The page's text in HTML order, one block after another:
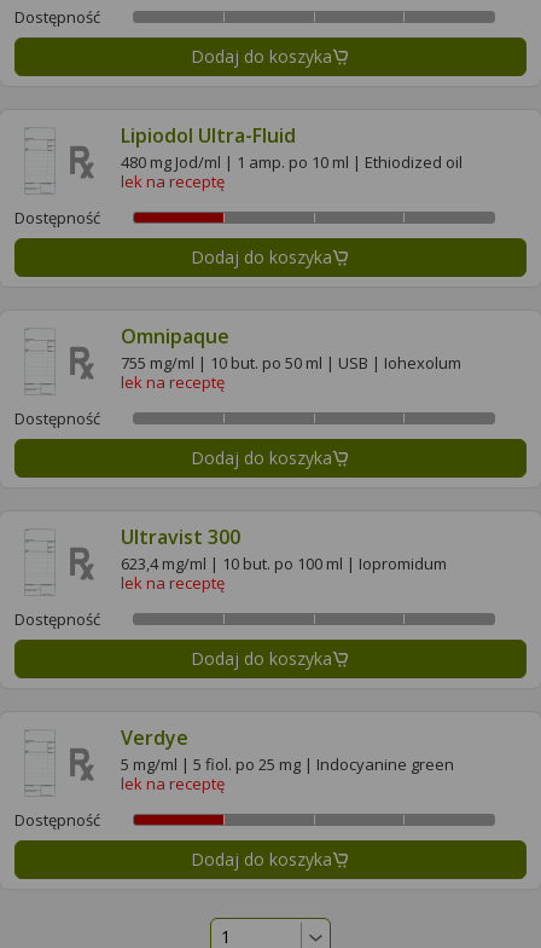
Dostępność
Dodaj do koszyka
Lipiodol Ultra-Fluid
480 mg Jod/ml | 1 amp. po 10 ml | Ethiodized oil
lek na receptę
Dostępność
Dodaj do koszyka
Omnipaque
755 mg/ml | 10 but. po 50 ml | USB | Iohexolum
lek na receptę
Dostępność
Dodaj do koszyka
Ultravist 300
623,4 mg/ml | 10 but. po 100 ml | Iopromidum
lek na receptę
Dostępność
Dodaj do koszyka
Verdye
5 mg/ml | 5 fiol. po 25 mg | Indocyanine green
lek na receptę
Dostępność
Dodaj do koszyka